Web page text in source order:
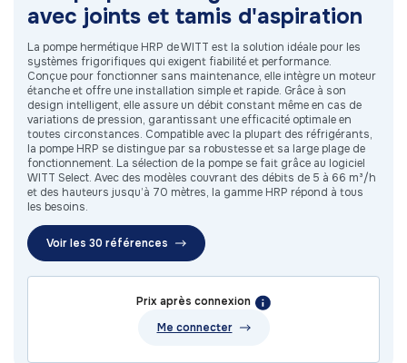
avec joints et tamis d'aspiration
La pompe hermétique HRP de WITT est la solution idéale pour les
systèmes frigorifiques qui exigent fiabilité et performance.
Conçue pour fonctionner sans maintenance, elle intègre un moteur
étanche et offre une installation simple et rapide. Grâce à son
design intelligent, elle assure un débit constant même en cas de
variations de pression, garantissant une efficacité optimale en
toutes circonstances. Compatible avec la plupart des réfrigérants,
la pompe HRP se distingue par sa robustesse et sa large plage de
fonctionnement. La sélection de la pompe se fait grâce au logiciel
WITT Select. Avec des modèles couvrant des débits de 5 à 66 m³/h
et des hauteurs jusqu’à 70 mètres, la gamme HRP répond à tous
les besoins.
Voir les 30 références
Prix après connexion
Me connecter